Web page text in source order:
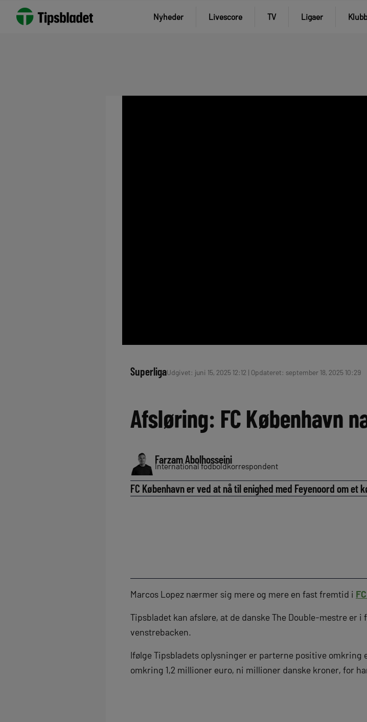
Nyheder Livescore TV Ligaer
SuperligaUdgivet: juni 15, 2025 12:12 | Opdateret: september 18, 2025 10:29
Afsløring: FC København
Farzam Abolhosseini
International fodboldkorrespondent
FC København er ved at nå til enighed med Feyenoord om et
Marcos Lopez nærmer sig mere og mere en fast fremtid i
Tipsbladet kan afsløre, at de danske The Double-mestre er
venstrebacken.
Ifølge Tipsbladets oplysninger er parterne positive omkring
omkring 1,2 millioner euro, ni millioner danske kroner, for